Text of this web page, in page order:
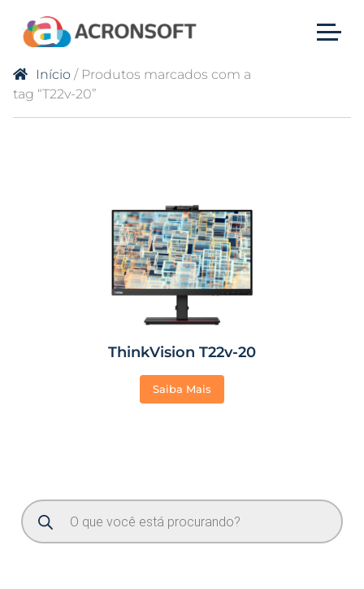
Início / Produtos marcados com a
tag “T22v-20”
ThinkVision T22v-20
Saiba Mais